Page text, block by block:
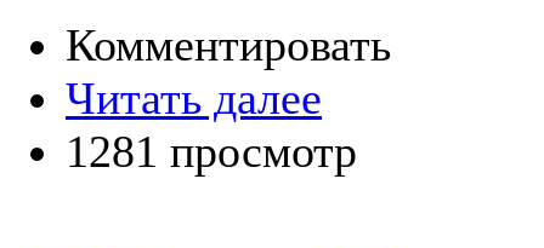
Комментировать
Читать далее
1281 просмотр